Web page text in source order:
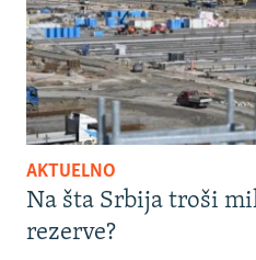
AKTUELNO
Na šta Srbija troši
rezerve?